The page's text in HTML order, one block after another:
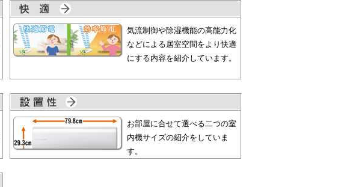
気流制御や除湿機能の高能力化
などによる居室空間をより快適
にする内容を紹介しています。
お部屋に合せて選べる二つの室
内機サイズの紹介をしていま
す。